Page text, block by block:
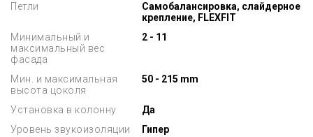
Петли
Самобалансировка, слайдерное
крепление, FLEXFIT
Минимальный и
максимальный вес
фасада
2 - 11
Мин. и максимальная
высота цоколя
50 - 215 mm
Установка в колонну
Да
Уровень звукоизоляции
Гипер